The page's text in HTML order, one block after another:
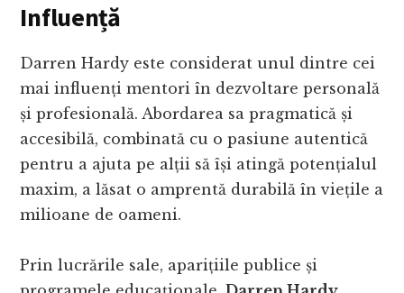
Influență
Darren Hardy este considerat unul dintre cei
mai influenți mentori în dezvoltare personală
și profesională. Abordarea sa pragmatică și
accesibilă, combinată cu o pasiune autentică
pentru a ajuta pe alții să își atingă potențialul
maxim, a lăsat o amprentă durabilă în viețile a
milioane de oameni.
Prin lucrările sale, aparițiile publice și